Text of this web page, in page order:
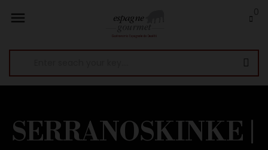

SERRANOSKINKE |